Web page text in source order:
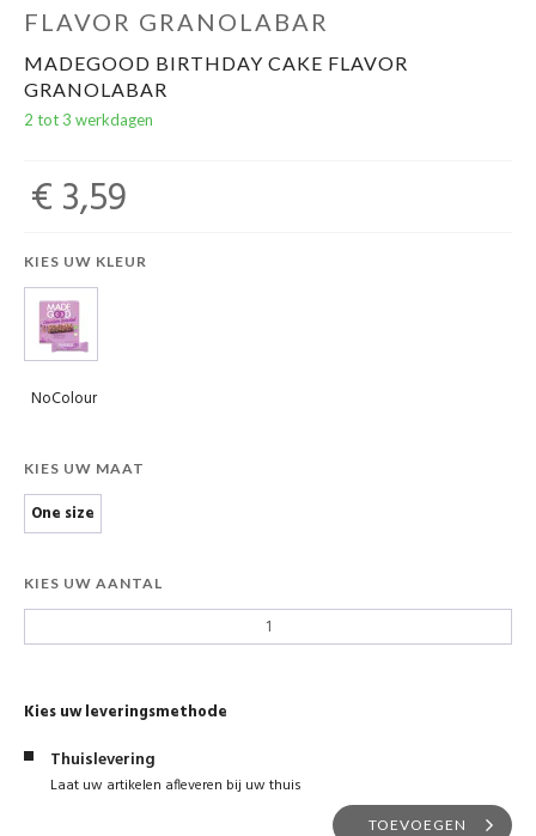
FLAVOR GRANOLABAR
MADEGOOD BIRTHDAY CAKE FLAVOR
GRANOLABAR
2 tot 3 werkdagen
€ 3,59
KIES UW KLEUR
NoColour
KIES UW MAAT
One size
KIES UW AANTAL
Kies uw leveringsmethode
Thuislevering
Laat uw artikelen afleveren bij uw thuis
TOEVOEGEN